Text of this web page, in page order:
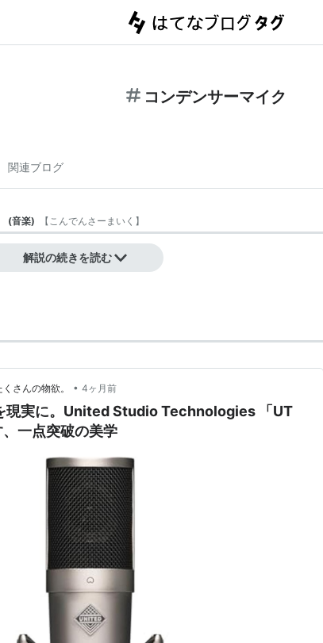
コンデンサーマイク
関連ブログ
(音楽) 【こんでんさーまいく 】
解説の続きを読む
さんの物欲。 • 4ヶ月前
現実に。United Studio Technologies 「UT
一点突破の美学